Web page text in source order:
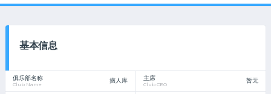
基本信息
俱乐部名称
Club Name 摘人库 主席
Club CEO 暂无